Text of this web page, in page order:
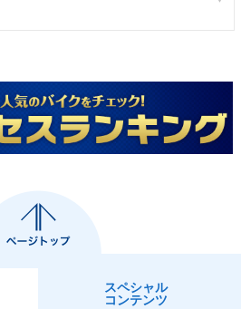
スペシャル
コンテンツ